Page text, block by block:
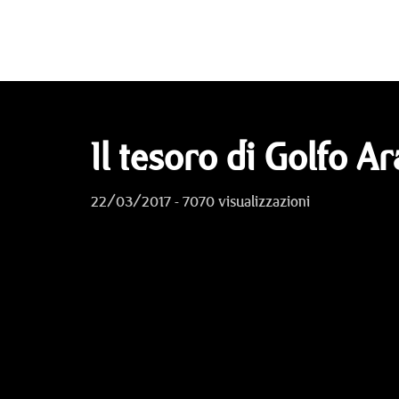
Il tesoro di Golfo
22/03/2017 - 7070 visualizzazioni